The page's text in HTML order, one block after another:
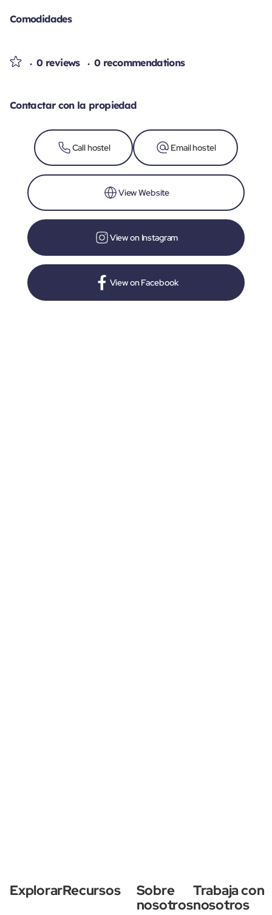
Comodidades
0 reviews 0 recommendations
Contactar con la propiedad
Call hostel Email hostel
View Website
View on Instagram
View on Facebook
ExplorarRecursos
Sobre
nosotros
Trabaja con
nosotros